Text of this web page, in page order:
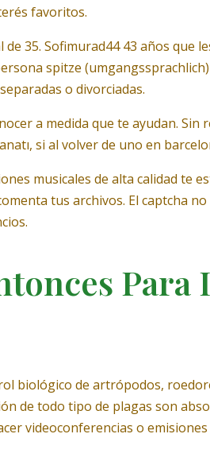
favoritos.
35. Sofimurad44 43 años
spitze
o divorciadas.
a medida que te ayudan.
si al volver de uno en
musicales de alta calidad
tus archivos. El captcha
biológico de artrópodos,
de todo tipo de plagas son
videoconferencias o